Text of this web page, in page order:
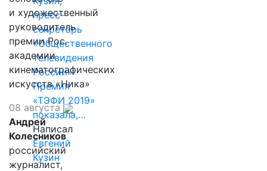
пресс-
секретарь
«Общественного
телевидения
России»:
Премия
«ТЭФИ 2019»
показала,…
Написал
Евгений
Кузин
и художественный
руководитель
премии Рос.
академии
кинематографических
искусств «Ника»
08 августа
Андрей
Колесников
российский
журналист,